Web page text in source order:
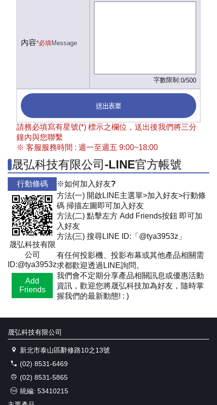
內容*必填Message
字數限制:0/500
送出表單
請務必填寫有星號(*) 標示之欄位，送出後我們將三分
鐘內與您聯繫
※ 客服服務時間 : 週一至週五 9:00~18:00
晟弘科技有限公司-LINE官方帳號
行動條碼
晟弘科技有限
公司
ID:@tya3953z
Add
Friends
※如何加入好友?
方法(一) 開啟LINE主選單>加入好友>行動條
碼 掃描左圖即可加入好友
方法(二) 點擊左方 Add Friends按鈕 即可加
入好友
方法(三) 搜尋LINE ID:「@tya3953z」
有任何投影機、投影布幕或其他產品相關需
求都歡迎透過LINE詢問。
我們會不定期分享產品相關訊息或優惠活動
資訊，歡迎您將晟弘科技加為好友，隨時掌
握我們的最新動態! : )
晟弘科技有限公司
新北市泰山區辭修路10之13號
(02) 8531-6469
(02) 8531-5865
統編: 53410215